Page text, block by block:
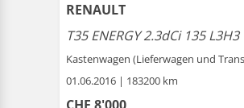
RENAULT
T35 ENERGY 2.3dCi 135 L3H3
01.06.2016 | 183200 km